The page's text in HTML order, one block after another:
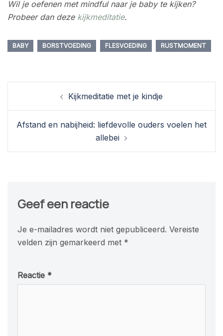
Wil je oefenen met mindful naar je baby te kijken?
Probeer dan deze kijkmeditatie.
BABY BORSTVOEDING FLESVOEDING RUSTMOMENT
BerichtnavigatieKijkmeditatie met je kindje
Afstand en nabijheid: liefdevolle ouders voelen het
allebei
Geef een reactie
Je e-mailadres wordt niet gepubliceerd. Vereiste
velden zijn gemarkeerd met *
Reactie *